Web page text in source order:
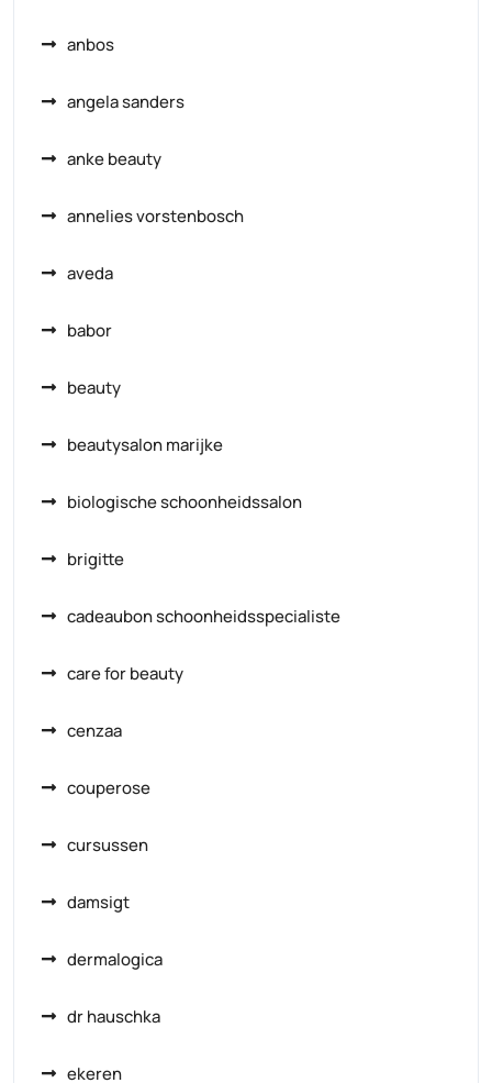
anbos
angela sanders
anke beauty
annelies vorstenbosch
aveda
babor
beauty
beautysalon marijke
biologische schoonheidssalon
brigitte
cadeaubon schoonheidsspecialiste
care for beauty
cenzaa
couperose
cursussen
damsigt
dermalogica
dr hauschka
ekeren